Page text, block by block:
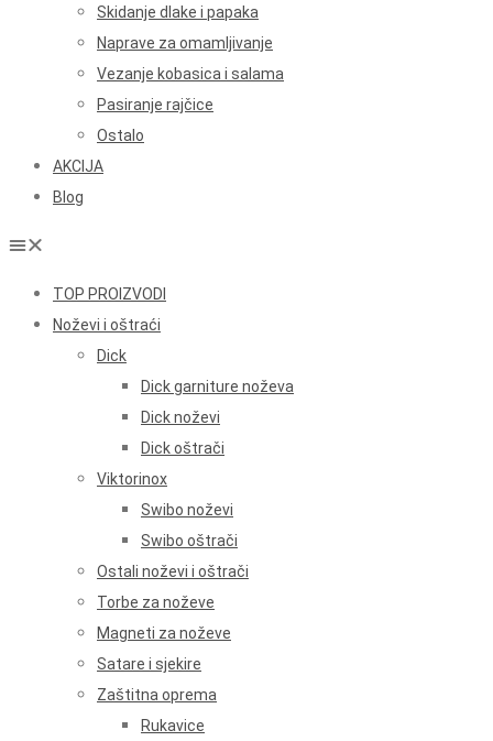
Skidanje dlake i papaka
Naprave za omamljivanje
Vezanje kobasica i salama
Pasiranje rajčice
Ostalo
AKCIJA
Blog
TOP PROIZVODI
Noževi i oštraći
Dick
Dick garniture noževa
Dick noževi
Dick oštrači
Viktorinox
Swibo noževi
Swibo oštrači
Ostali noževi i oštrači
Torbe za noževe
Magneti za noževe
Satare i sjekire
Zaštitna oprema
Rukavice